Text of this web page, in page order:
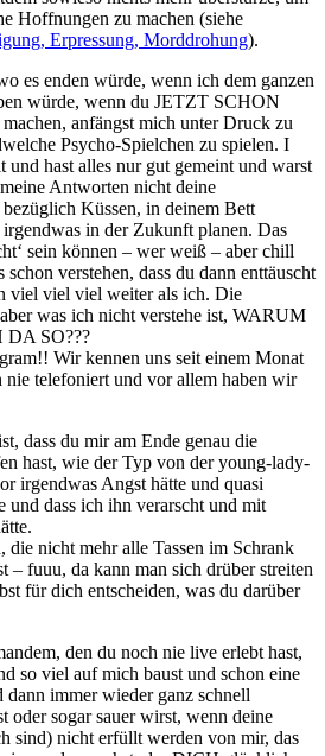
Hoffnungen zu machen (siehe
Erpressung, Morddrohung).
es enden würde, wenn ich dem ganzen
würde, wenn du JETZT SCHON
anfängst mich unter Druck zu
Psycho-Spielchen zu spielen. I
hast alles nur gut gemeint und warst
Antworten nicht deine
Küssen, in deinem Bett
in der Zukunft planen. Das
sein können – wer weiß – aber chill
verstehen, dass du dann enttäuscht
viel viel viel weiter als ich. Die
was ich nicht verstehe ist, WARUM
SO???
Wir kennen uns seit einem Monat
telefoniert und vor allem haben wir
dass du mir am Ende genau die
hast, wie der Typ von der young-lady-
irgendwas Angst hätte und quasi
und dass ich ihn verarscht und mit
nicht mehr alle Tassen im Schrank
– fuuu, da kann man sich drüber streiten
für dich entscheiden, was du darüber
den du noch nie live erlebt hast,
so viel auf mich baust und schon eine
immer wieder ganz schnell
oder sogar sauer wirst, wenn deine
sind) nicht erfüllt werden von mir, das